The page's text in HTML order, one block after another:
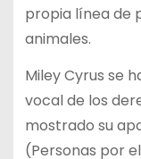
propia línea de
animales.
Miley Cyrus se
vocal de los
mostrado su
(Personas por